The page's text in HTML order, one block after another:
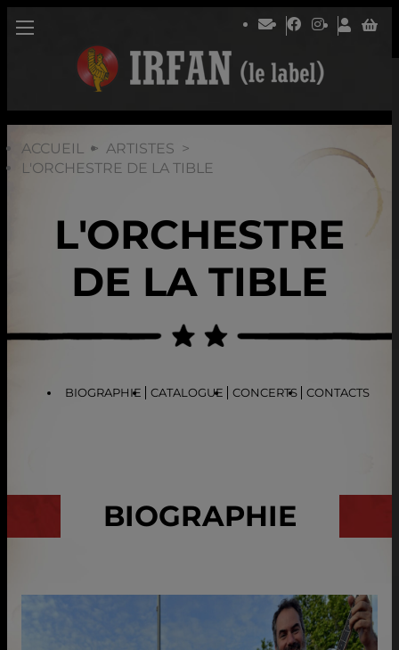
ACCUEIL
ARTISTES
L'ORCHESTRE DE LA TIBLE
L'ORCHESTRE
DE LA TIBLE
BIOGRAPHIE CATALOGUE CONCERTS CONTACTS
BIOGRAPHIE